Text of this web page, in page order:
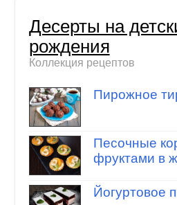
Десерты на
рождения
Коллекция рецептов
Пирожное
Песочные
фруктами в
Йогуртовое